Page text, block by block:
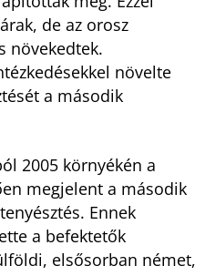
de az orosz
növekedtek.
növelte
a második
2005 környékén a
megjelent a második
Ennek
a befektetők
elsősorban német,